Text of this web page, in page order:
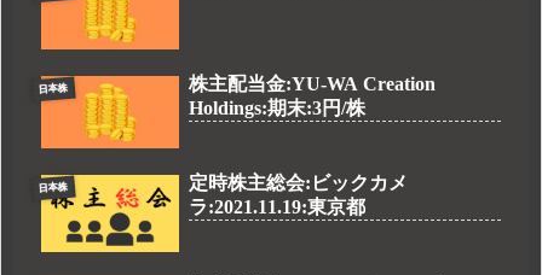
日本株
株主配当金:YU-WA Creation
Holdings:期末:3円/株
日本株
定時株主総会:ビックカメ
ラ:2021.11.19:東京都